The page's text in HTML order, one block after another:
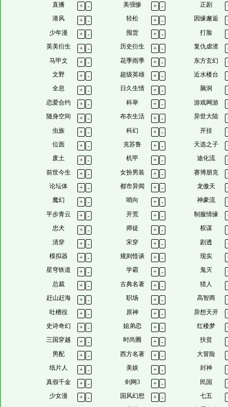
直播
+ - 美强惨 + - 正剧
港风
+ - 轻松 + - 因缘邂逅
少年漫
+ - 囤货 + - 打脸
英美衍生
+ - 历史衍生 + - 复仇虐渣
马甲文
+ - 花季雨季 + - 东方玄幻
文野
+ - 超级英雄 + - 近水楼台
全息
+ - 日久生情 + - 脑洞
恋爱合约
+ - 科举 + - 游戏网游
随身空间
+ - 布衣生活 + - 异世大陆
虫族
+ - 科幻 + - 开挂
位面
+ - 克苏鲁 + - 天选之子
废土
+ - 机甲 + - 迪化流
前世今生
+ - 女扮男装 + - 赛博朋克
论坛体
+ - 都市异闻 + - 龙傲天
魔幻
+ - 哨向 + - 神豪流
平步青云
+ - 开荒 + - 制服情缘
忠犬
+ - 师徒 + - 权谋
清穿
+ - 宋穿 + - 剧透
模拟器
+ - 规则怪谈 + - 现实
星穹铁道
+ - 学霸 + - 鬼灭
总裁
+ - 古典名著 + - 猎人
赶山赶海
+ - 职场 + - 高智商
吐槽役
+ - 原神 + - 异想天开
史诗奇幻
+ - 姐弟恋 + - 红楼梦
三国穿越
+ - 时尚圈 + - 扶贫
男配
+ - 西方名著 + - 大冒险
纸片人
+ - 美娱 + - 封神
真假千金
+ - 剑网3 + - 民国
少女漫
+ - 国风幻想 + - 七五